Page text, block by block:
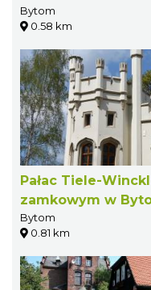
Bytom
0.58 km
Pałac Tiele-
zamkowym w
Bytom
0.81 km